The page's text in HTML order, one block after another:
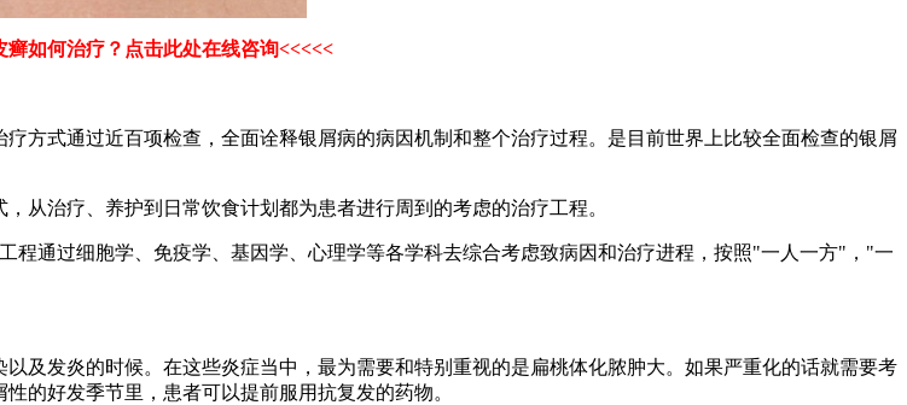
癣如何治疗？点击此处在线咨询<<<<<
方式通过近百项检查，全面诠释银屑病的病因机制和整个治疗过程。是目前世界上比较全面检查的银屑
从治疗、养护到日常饮食计划都为患者进行周到的考虑的治疗工程。
通过细胞学、免疫学、基因学、心理学等各学科去综合考虑致病因和治疗进程，按照"一人一方"，"一
及发炎的时候。在这些炎症当中，最为需要和特别重视的是扁桃体化脓肿大。如果严重化的话就需要考
的好发季节里，患者可以提前服用抗复发的药物。